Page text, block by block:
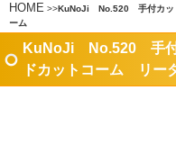
HOME >>KuNoJi No.520 手付カッ
ーム
KuNoJi No.520 手
ドカットコーム リー